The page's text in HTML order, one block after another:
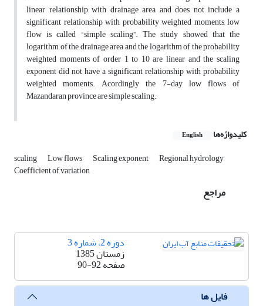
linear relationship with drainage area and does not include a
significant relationship with probability weighted moments, low
flow is called “simple scaling”. The study showed that the
logarithm of the drainage area and the logarithm of the probability
weighted moments of order 1 to 10 are linear and the scaling
exponent did not have a significant relationship with probability
weighted moments. Acordingly the 7-day low flows of
Mazandaran province are simple scaling.
کلیدواژه‌ها English
scaling Low flows Scaling exponent Regional hydrology
Coefficient of variation
مراجع
دوره 2، شماره 3
زمستان 1385
صفحه90-92
فایل ها